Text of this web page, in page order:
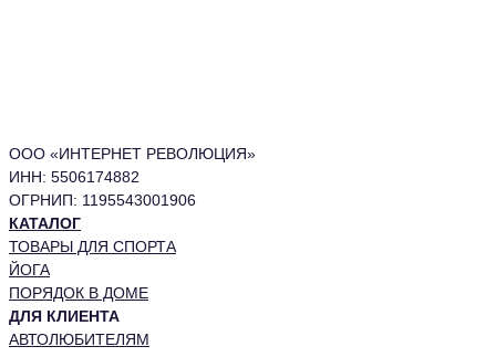
ООО «ИНТЕРНЕТ РЕВОЛЮЦИЯ»
ИНН: 5506174882
ОГРНИП: 1195543001906
КАТАЛОГ
ТОВАРЫ ДЛЯ СПОРТА
ЙОГА
ПОРЯДОК В ДОМЕ
ДЛЯ КЛИЕНТА
АВТОЛЮБИТЕЛЯМ